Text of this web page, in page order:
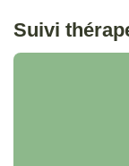
Suivi